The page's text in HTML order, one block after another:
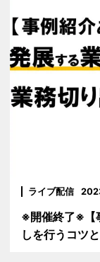
ライブ配信
※開催終了※【
しを行うコツ